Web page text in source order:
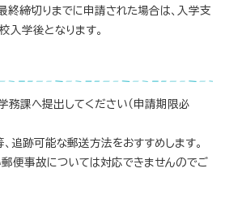
終締切りまでに申請された場合は、入学支
学後となります。
務課へ提出してください（申請期限必
追跡可能な郵送方法をおすすめします。
便事故については対応できませんのでご